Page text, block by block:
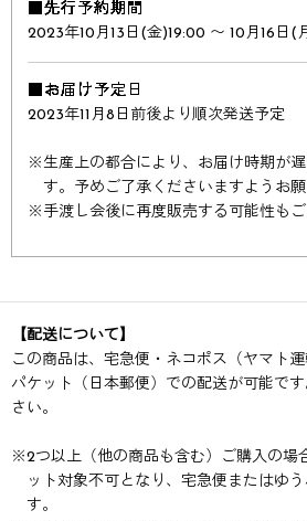
■先行予約期間
2023年10月13日(金)19:00 〜 10月16日(
■お届け予定日
2023年11月8日前後より順次発送予定
※生産上の都合により、お届け時期が
す。予めご了承くださいますようお願
※ 手渡し会後に再度販売する可能性もご
【配送について】
この商品は、宅急便・ネコポス（ヤマト
パケット（日本郵便）での配送が可能で
さい。
※2つ以上（他の商品も含む）ご購入の場
ット対象不可となり、宅急便またはゆ
す。